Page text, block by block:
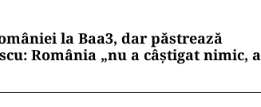
la Baa3, dar păstrează
România „nu a câștigat nimic, a